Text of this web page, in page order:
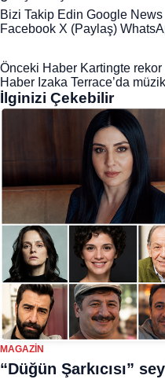
Bizi Takip Edin Google News
Facebook X (Paylaş)
Önceki Haber Kartingte rekor
Haber Izaka Terrace’da
İlginizi Çekebilir
MAGAZIN
“Düğün Şarkıcısı”